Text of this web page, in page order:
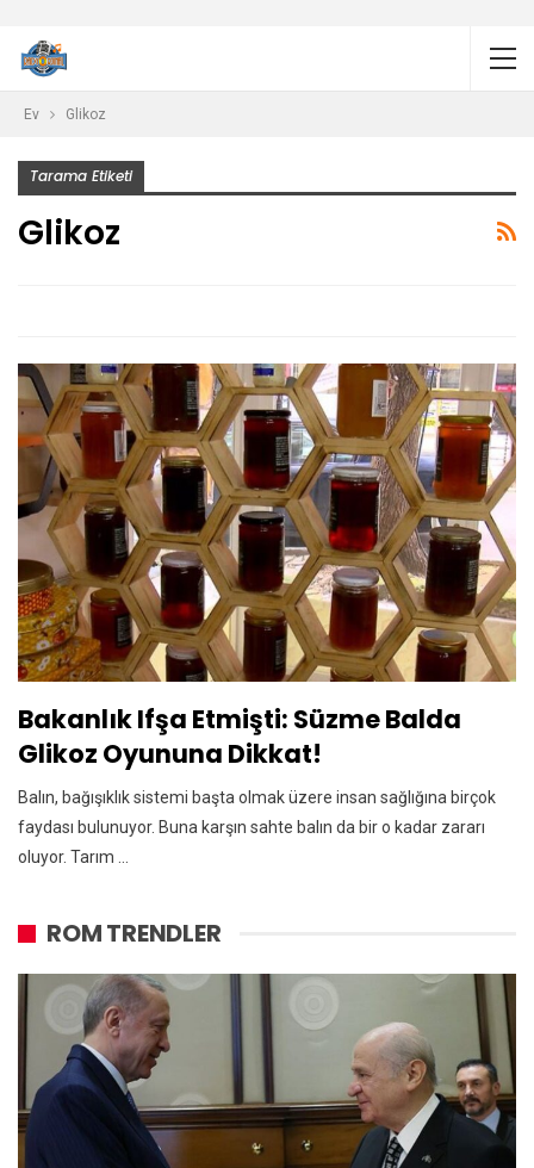
Ev Glikoz
Tarama Etiketi
Glikoz
Bakanlık Ifşa Etmişti: Süzme Balda
Glikoz Oyununa Dikkat!
Balın, bağışıklık sistemi başta olmak üzere insan sağlığına birçok
faydası bulunuyor. Buna karşın sahte balın da bir o kadar zararı
oluyor. Tarım ...
ROM TRENDLER